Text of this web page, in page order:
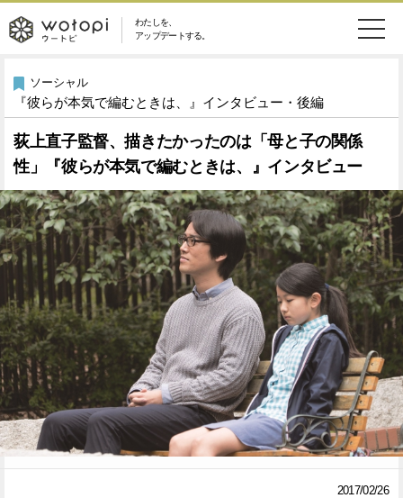
わたしを、
アップデートする。
wotopi
-
ウ
ー
ト
ピ
メ
ュ
ー
恋愛・結婚
美容・コスメ 妊娠・出産
健康 ワークスタイル
ライフスタイル ファッション
ソーシャル SDGs
アイテム
検
索
ウートピとは？
Facebook Twitter
ソーシャル
『彼らが本気で編むときは、』インタビュー・後編
荻上直子監督、描きたかったのは「母と子の関係
性」『彼らが本気で編むときは、』インタビュー
2017/02/26